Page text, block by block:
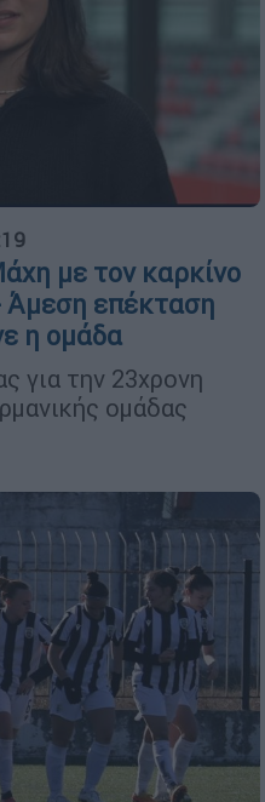
με τον καρκίνο
Άμεση επέκταση
η ομάδα
για την 23χρονη
ομάδας